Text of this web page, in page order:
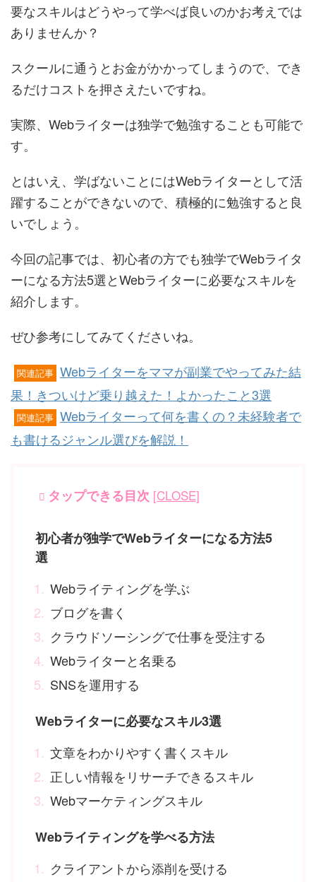
要なスキルはどうやって学べば良いのかお考えでは
ありませんか？
スクールに通うとお金がかかってしまうので、でき
るだけコストを押さえたいですね。
実際、Webライターは独学で勉強することも可能で
す。
とはいえ、学ばないことにはWebライターとして活
躍することができないので、積極的に勉強すると良
いでしょう。
今回の記事では、初心者の方でも独学でWebライタ
ーになる方法5選とWebライターに必要なスキルを
紹介します。
ぜひ参考にしてみてくださいね。
関連記事 Webライターをママが副業でやってみた結
果！きついけど乗り越えた！よかったこと3選
関連記事 Webライターって何を書くの？未経験者で
も書けるジャンル選びを解説！
タップできる目次 [CLOSE]
初心者が独学でWebライターになる方法5
選
Webライティングを学ぶ
ブログを書く
クラウドソーシングで仕事を受注する
Webライターと名乗る
SNSを運用する
Webライターに必要なスキル3選
文章をわかりやすく書くスキル
正しい情報をリサーチできるスキル
Webマーケティングスキル
Webライティングを学べる方法
クライアントから添削を受ける